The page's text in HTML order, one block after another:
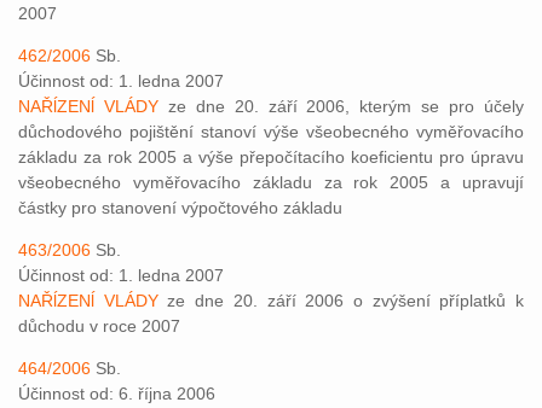
2007
462/2006 Sb.
Účinnost od: 1. ledna 2007
NAŘĺZENĺ VLÁDY ze dne 20. září 2006, kterým se pro účely
důchodového pojištění stanoví výše všeobecného vyměřovacího
základu za rok 2005 a výše přepočítacího koeficientu pro úpravu
všeobecného vyměřovacího základu za rok 2005 a upravují
částky pro stanovení výpočtového základu
463/2006 Sb.
Účinnost od: 1. ledna 2007
NAŘĺZENĺ VLÁDYze dne 20. září 2006 o zvýšení příplatků k
důchodu v roce 2007
464/2006 Sb.
Účinnost od: 6. října 2006